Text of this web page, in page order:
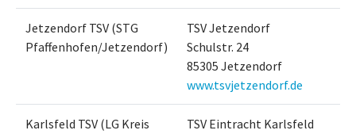
Jetzendorf TSV (STG
Pfaffenhofen/Jetzendorf)
TSV Jetzendorf
Schulstr. 24
85305 Jetzendorf
www.tsvjetzendorf.de
Karlsfeld TSV (LG Kreis
TSV Eintracht Karlsfeld